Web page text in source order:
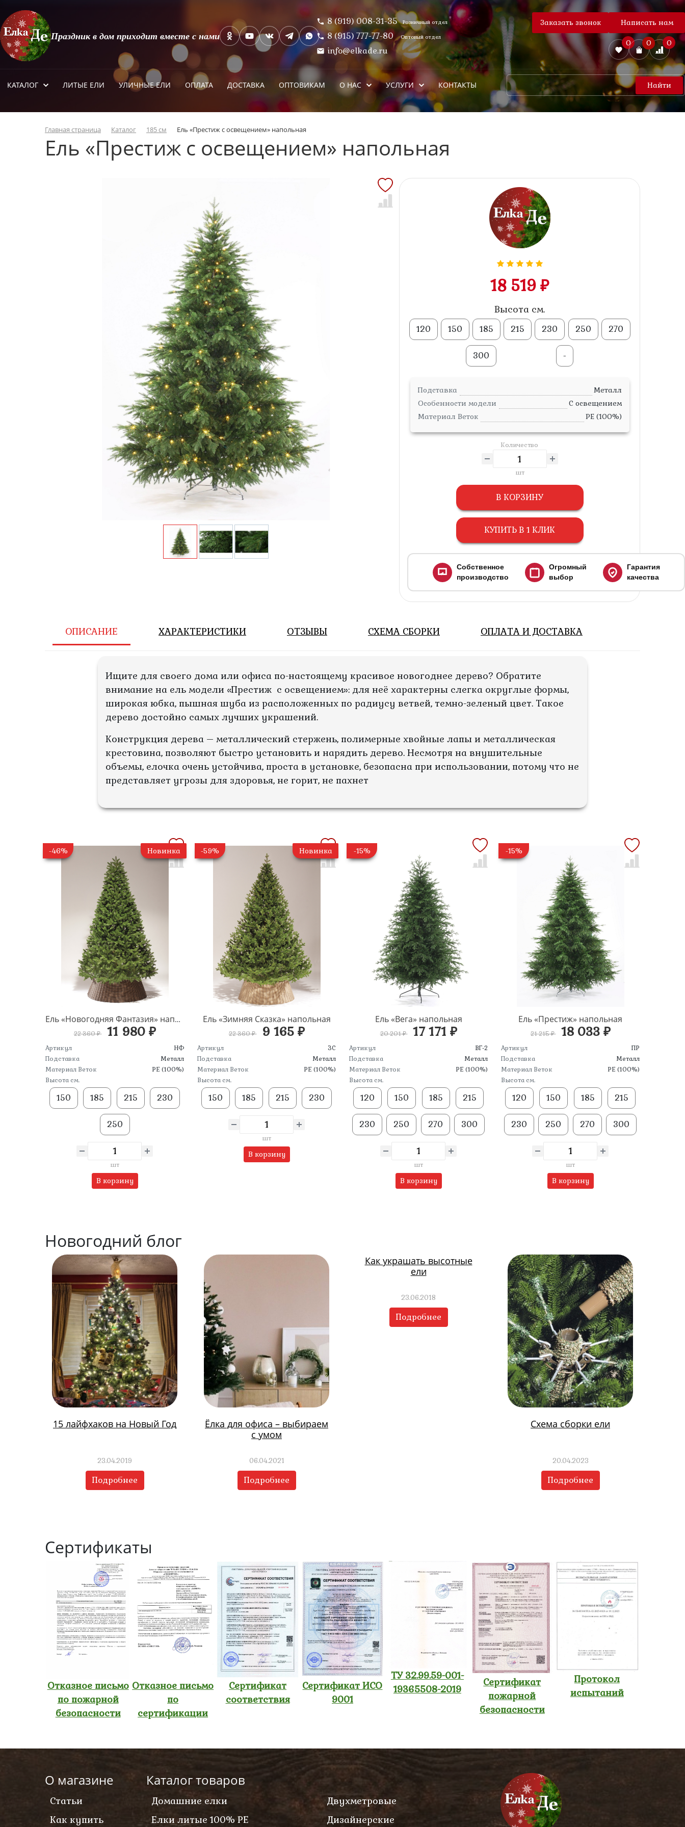
Праздник в дом приходит вместе с нами
8 (919) 008-31-35 Розничный отдел
8 (915) 777-77-80 Оптовый отдел
info@elkade.ru
Заказать звонок Написать нам
0 0 0
КАТАЛОГ ЛИТЫЕ ЕЛИ УЛИЧНЫЕ ЕЛИ ОПЛАТА ДОСТАВКА ОПТОВИКАМ О НАС УСЛУГИ КОНТАКТЫ Найти
Главная страница Каталог 185 см Ель «Престиж с освещением» напольная
Ель «Престиж с освещением» напольная
18 519 ₽
Высота см.
120 150 185 215 230 250 270
300 -
Подставка
Металл
Особенности модели
С освещением
Материал Веток
PE (100%)
Количество
шт
В КОРЗИНУ
КУПИТЬ В 1 КЛИК
Собственное
производство
Огромный
выбор
Гарантия
качества
ОПИСАНИЕ ХАРАКТЕРИСТИКИ ОТЗЫВЫ СХЕМА СБОРКИ ОПЛАТА И ДОСТАВКА
Ищите для своего дома или офиса по-настоящему красивое новогоднее дерево? Обратите
внимание на ель модели «Престиж с освещением»: для неё характерны слегка округлые формы,
широкая юбка, пышная шуба из расположенных по радиусу ветвей, темно-зеленый цвет. Такое
дерево достойно самых лучших украшений.
Конструкция дерева – металлический стержень, полимерные хвойные лапы и металлическая
крестовина, позволяют быстро установить и нарядить дерево. Несмотря на внушительные
объемы, елочка очень устойчива, проста в установке, безопасна при использовании, потому что не
представляет угрозы для здоровья, не горит, не пахнет
-46% Новинка
Ель «Новогодняя Фантазия» напольная
22 360 ₽ 11 980 ₽
Артикул
НФ
Подставка
Металл
Материал Веток
PE (100%)
Высота см.
150 185 215 230
250
шт
В корзину
-59% Новинка
Ель «Зимняя Сказка» напольная
22 360 ₽ 9 165 ₽
Артикул
ЗС
Подставка
Металл
Материал Веток
PE (100%)
Высота см.
150 185 215 230
шт
В корзину
-15%
Ель «Вега» напольная
20 201 ₽ 17 171 ₽
Артикул
ВГ-2
Подставка
Металл
Материал Веток
PE (100%)
Высота см.
120 150 185 215
230 250 270 300
шт
В корзину
-15%
Ель «Престиж» напольная
21 215 ₽ 18 033 ₽
Артикул
ПР
Подставка
Металл
Материал Веток
PE (100%)
Высота см.
120 150 185 215
230 250 270 300
шт
В корзину
Новогодний блог
15 лайфхаков на Новый Год
23.04.2019
Подробнее
Ёлка для офиса – выбираем
с умом
06.04.2021
Подробнее
Как украшать высотные
ели
23.06.2018
Подробнее
Схема сборки ели
20.04.2023
Подробнее
Сертификаты
Отказное письмо
по пожарной
безопасности
Отказное письмо
по
сертификации
Сертификат
соответствия
Сертификат ИСО
9001
ТУ 32.99.59-001-
19365508-2019
Сертификат
пожарной
безопасности
Протокол
испытаний
О магазине
Статьи
Как купить
Каталог товаров
Домашние елки
Елки литые 100% PE
Двухметровые
Дизайнерские